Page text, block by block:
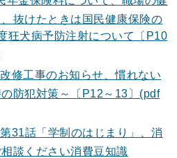
抜けたときは国民健康保険の
狂犬病予防注射について〔P10
修工事のお知らせ、慣れない
防犯対策～〔P12～13〕(pdf
31話「学制のはじまり」、消
談ください消費豆知識